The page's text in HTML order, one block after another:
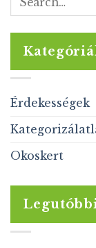
Érdekességek
Okoskert